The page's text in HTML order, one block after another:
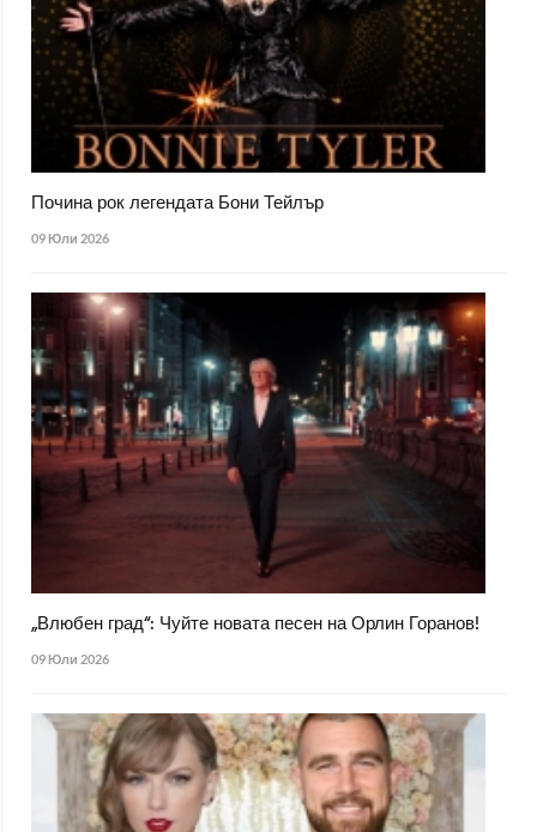
Почина рок легендата Бони Тейлър
09 Юли 2026
„Влюбен град“: Чуйте новата песен на Орлин Горанов!
09 Юли 2026